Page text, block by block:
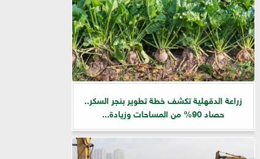
زراعة الدقهلية تكشف خطة تطوير بنجر السكر..
حصاد 90% من المساحات وزيادة...